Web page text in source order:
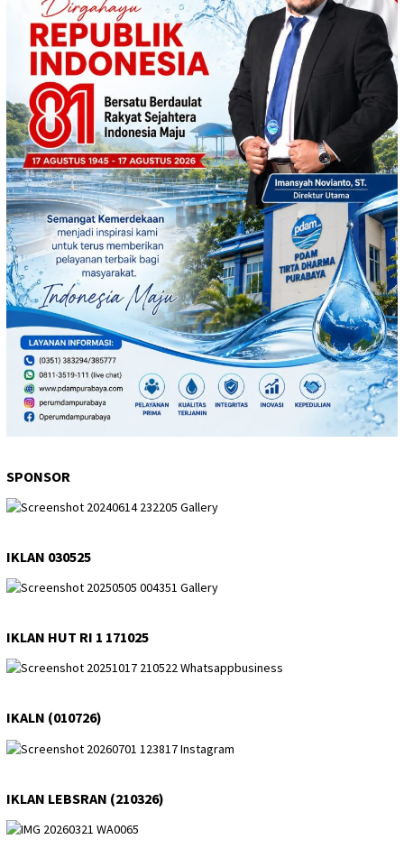
SPONSOR
IKLAN 030525
IKLAN HUT RI 1 171025
IKALN (010726)
IKLAN LEBSRAN (210326)